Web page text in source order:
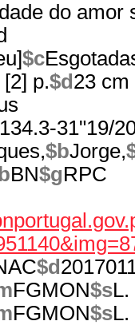
do amor
$c
p.$d 23 cm
31"19/
$bJorge,
BN$gRPC
$d
FGMON$sL.
FGMON$sL.